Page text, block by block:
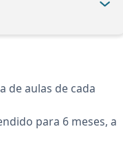
de aulas de cada
para 6 meses, a